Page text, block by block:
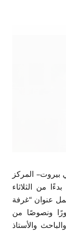
– المركز
من الثلاثاء
يحمل عنوان “غرفة
ونصوصًا من
والأستاذ